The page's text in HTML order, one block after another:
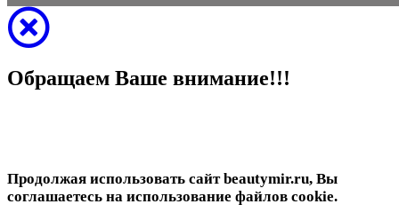
Обращаем Ваше внимание!!!
Продолжая использовать сайт beautymir.ru, Вы
соглашаетесь на использование файлов cookie.